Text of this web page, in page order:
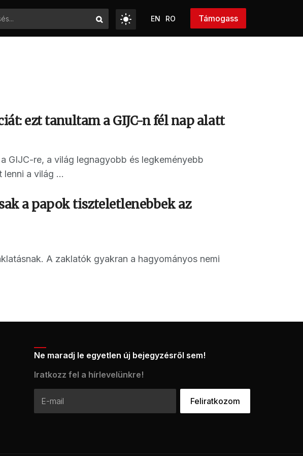
EN RO Támogass
ezt tanultam a GIJC-n fél nap alatt
GIJC-re, a világ legnagyobb és legkeményebb
a világ ...
a papok tiszteletlenebbek az
A zaklatók gyakran a hagyományos nemi
Ne maradj le egyetlen új bejegyzésről sem!
Iratkozz fel a hírlevelünkre!